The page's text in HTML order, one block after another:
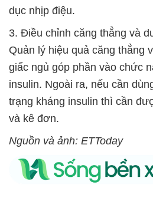
dục nhịp điệu.
3. Điều chỉnh căng thẳng và
Quản lý hiệu quả căng thẳng
giấc ngủ góp phần vào chức
insulin. Ngoài ra, nếu cần
trạng kháng insulin thì cần
và kê đơn.
Nguồn và ảnh: ETToday